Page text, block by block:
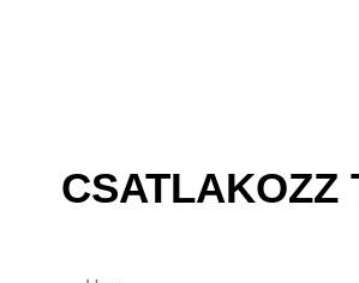
CSATLAKOZZ